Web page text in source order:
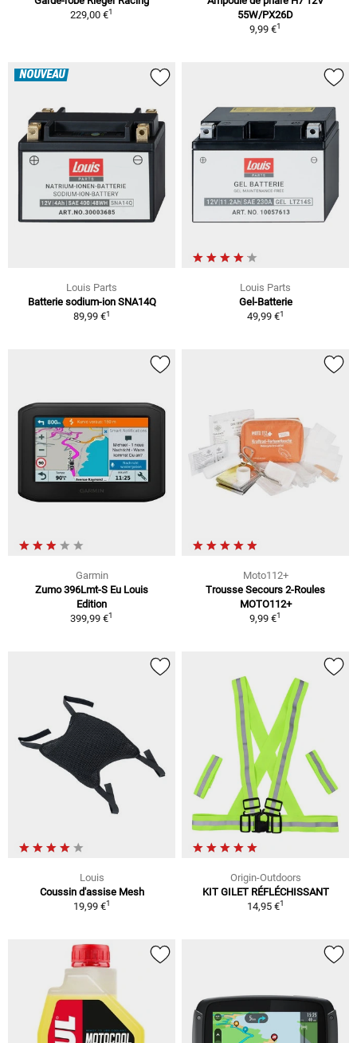
229,00 €1
55W/PX26D
9,99 €1
NOUVEAU
Louis Parts
Batterie sodium-ion SNA14Q
89,99 €1
Louis Parts
Gel-Batterie
49,99 €1
Garmin
Zumo 396Lmt-S Eu Louis
Edition
399,99 €1
Moto112+
Trousse Secours 2-Roules
MOTO112+
9,99 €1
Louis
Coussin d'assise Mesh
19,99 €1
Origin-Outdoors
KIT GILET RÉFLÉCHISSANT
14,95 €1